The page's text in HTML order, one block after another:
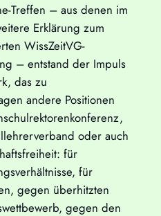
Treffen – aus denen im
Erklärung zum
WissZeitVG-
– entstand der Impuls
das zu
andere Positionen
oder auch
für
für
gegen überhitzten
gegen den